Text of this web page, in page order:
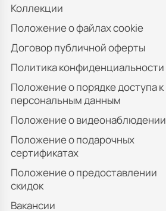
Коллекции
Положение о файлах cookie
Договор публичной оферты
Политика конфиденциальности
Положение о порядке доступа к
персональным данным
Положение о видеонаблюдении
Положение о подарочных
сертификатах
Положение о предоставлении
скидок
Вакансии